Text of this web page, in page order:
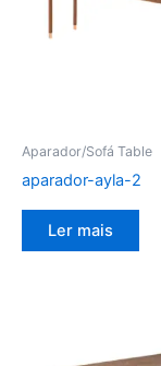
Aparador/Sofá Table
aparador-ayla-2
Ler mais